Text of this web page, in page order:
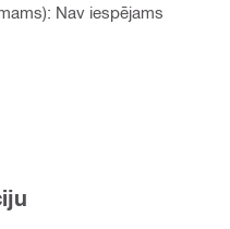
Nav iespējams